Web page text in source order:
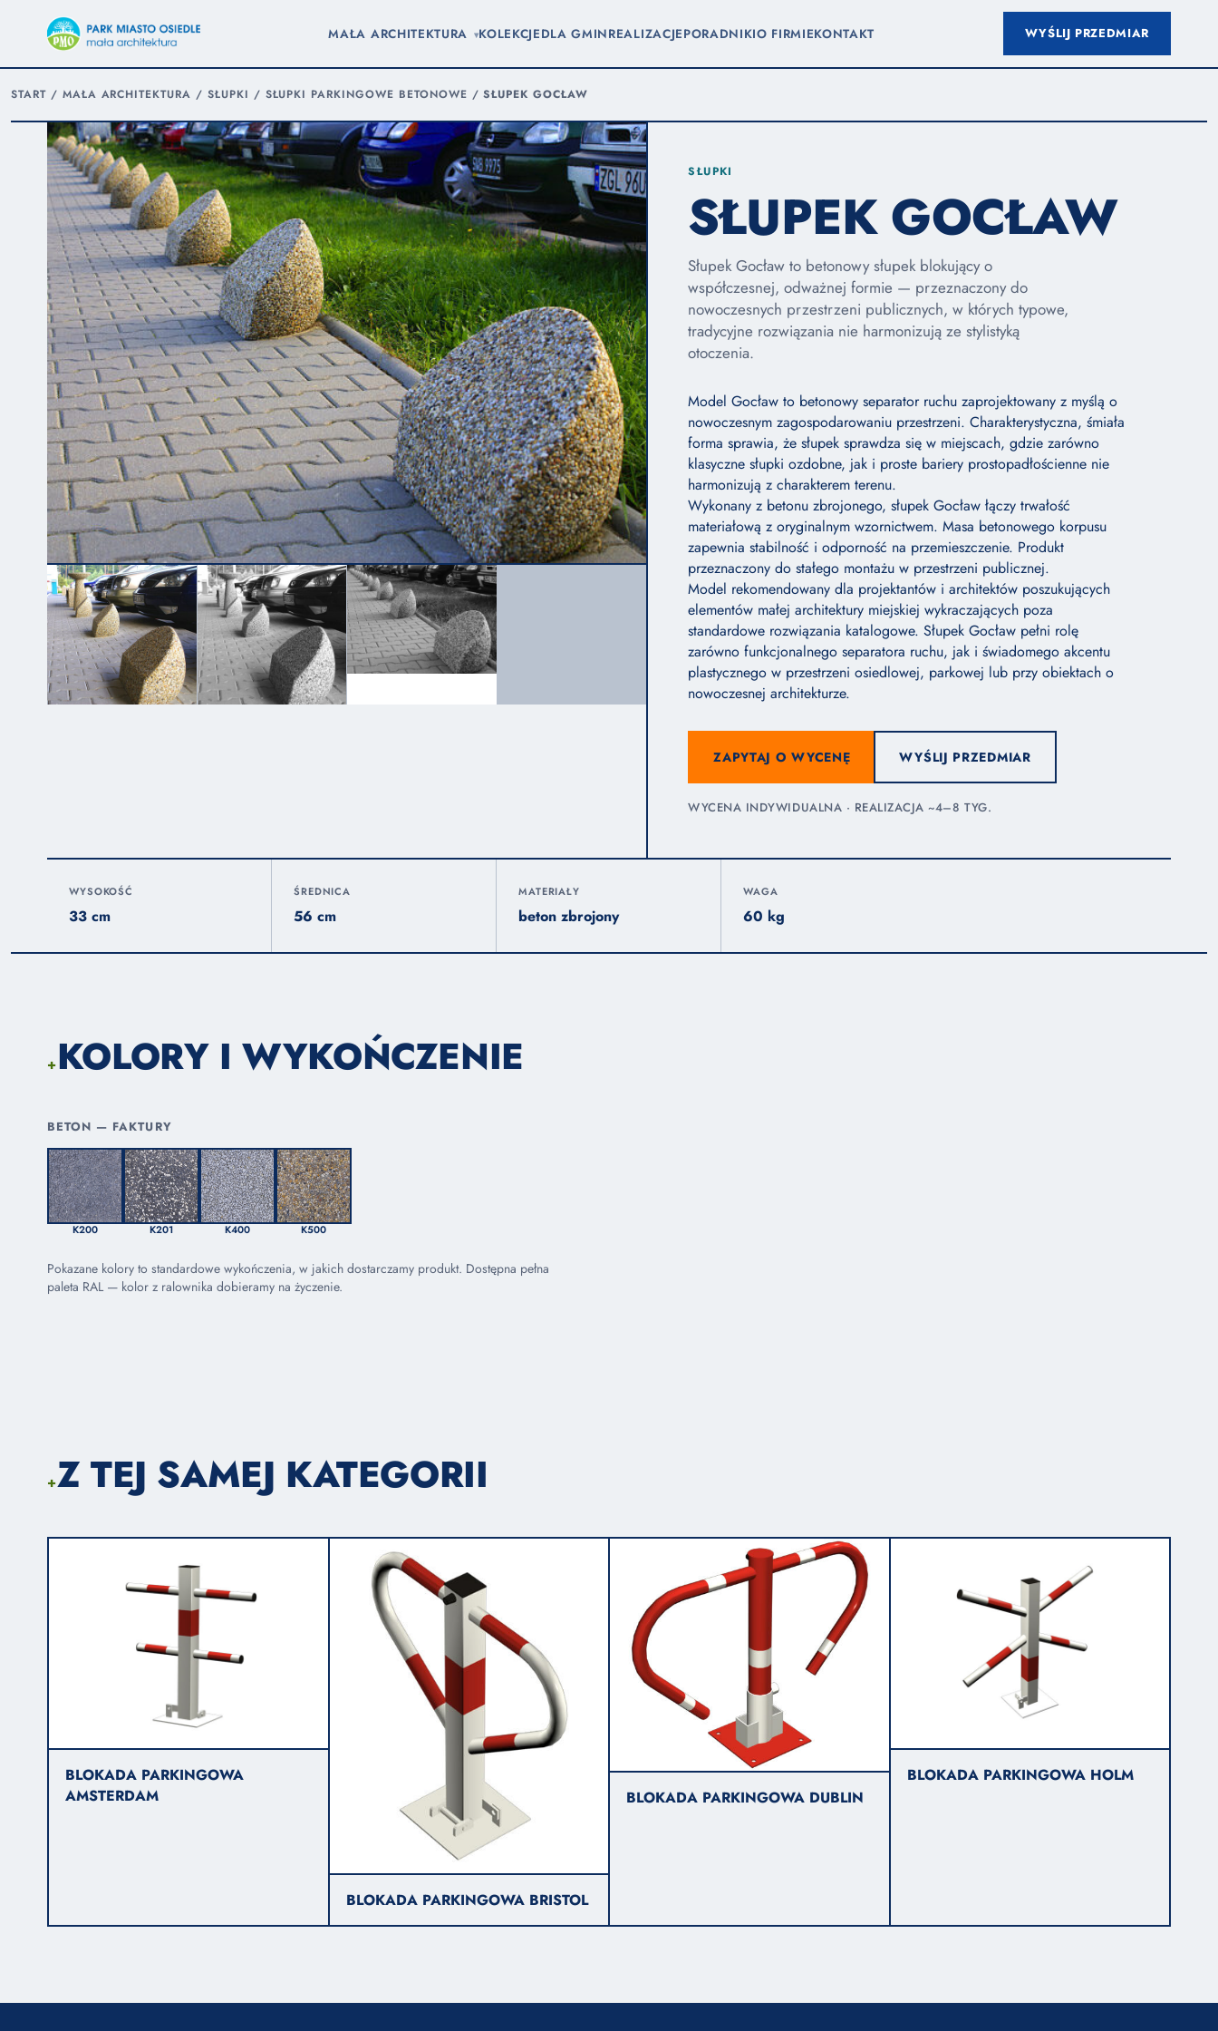
MAŁA ARCHITEKTURA ▾KOLEKCJEDLA GMINREALIZACJEPORADNIKIO FIRMIEKONTAKT WYŚLIJ PRZEDMIAR
START/ MAŁA ARCHITEKTURA / SŁUPKI / SŁUPKI PARKINGOWE BETONOWE /SŁUPEK GOCŁAW
SŁUPKI
SŁUPEK GOCŁAW
Słupek Gocław to betonowy słupek blokujący o
współczesnej, odważnej formie — przeznaczony do
nowoczesnych przestrzeni publicznych, w których typowe,
tradycyjne rozwiązania nie harmonizują ze stylistyką
otoczenia.
Model Gocław to betonowy separator ruchu zaprojektowany z myślą o
nowoczesnym zagospodarowaniu przestrzeni. Charakterystyczna, śmiała
forma sprawia, że słupek sprawdza się w miejscach, gdzie zarówno
klasyczne słupki ozdobne, jak i proste bariery prostopadłościenne nie
harmonizują z charakterem terenu.
Wykonany z betonu zbrojonego, słupek Gocław łączy trwałość
materiałową z oryginalnym wzornictwem. Masa betonowego korpusu
zapewnia stabilność i odporność na przemieszczenie. Produkt
przeznaczony do stałego montażu w przestrzeni publicznej.
Model rekomendowany dla projektantów i architektów poszukujących
elementów małej architektury miejskiej wykraczających poza
standardowe rozwiązania katalogowe. Słupek Gocław pełni rolę
zarówno funkcjonalnego separatora ruchu, jak i świadomego akcentu
plastycznego w przestrzeni osiedlowej, parkowej lub przy obiektach o
nowoczesnej architekturze.
ZAPYTAJ O WYCENĘ WYŚLIJ PRZEDMIAR
WYCENA INDYWIDUALNA · REALIZACJA ~4–8 TYG.
WYSOKOŚĆ
33 cm
ŚREDNICA
56 cm
MATERIAŁY
beton zbrojony
WAGA
60 kg
+KOLORY I WYKOŃCZENIE
BETON — FAKTURY
K200 K201 K400 K500
Pokazane kolory to standardowe wykończenia, w jakich dostarczamy produkt. Dostępna pełna
paleta RAL — kolor z ralownika dobieramy na życzenie.
+Z TEJ SAMEJ KATEGORII
BLOKADA PARKINGOWA
AMSTERDAM
BLOKADA PARKINGOWA BRISTOL
BLOKADA PARKINGOWA DUBLIN
BLOKADA PARKINGOWA HOLM